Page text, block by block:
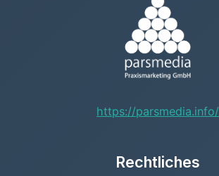
https://parsmedia.info/
Rechtliches